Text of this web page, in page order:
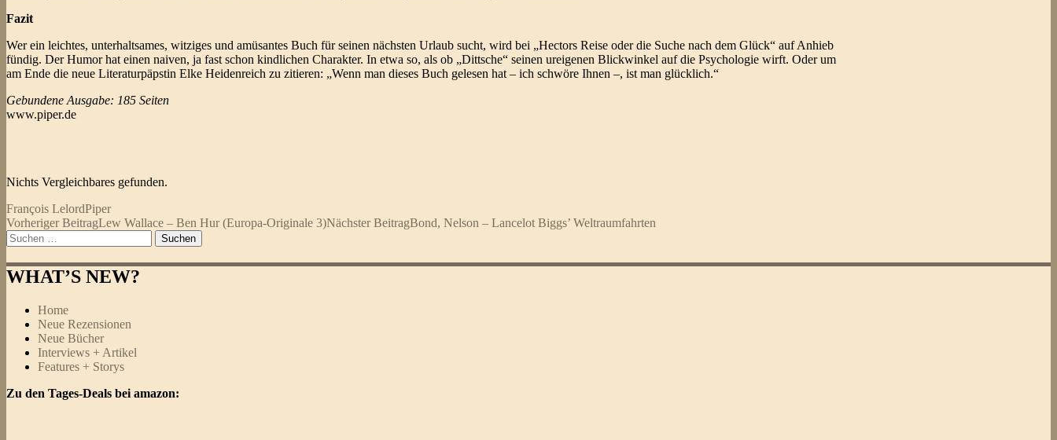
Fazit
Wer ein leichtes, unterhaltsames, witziges und amüsantes Buch für seinen nächsten Urlaub sucht, wird bei „Hectors Reise oder die Suche nach dem Glück“ auf Anhieb
fündig. Der Humor hat einen naiven, ja fast schon kindlichen Charakter. In etwa so, als ob „Dittsche“ seinen ureigenen Blickwinkel auf die Psychologie wirft. Oder um
am Ende die neue Literaturpäpstin Elke Heidenreich zu zitieren: „Wenn man dieses Buch gelesen hat – ich schwöre Ihnen –, ist man glücklich.“
Gebundene Ausgabe: 185 Seiten
www.piper.de
Nichts Vergleichbares gefunden.
François LelordPiper
Beitragsnavigation
Vorheriger BeitragLew Wallace – Ben Hur (Europa-Originale 3)Nächster BeitragBond, Nelson – Lancelot Biggs’ Weltraumfahrten
Suchen
nach:
WHAT’S NEW?
Home
Neue Rezensionen
Neue Bücher
Interviews + Artikel
Features + Storys
Zu den Tages-Deals bei amazon: